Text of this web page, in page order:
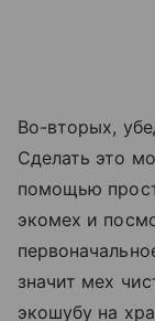
Во-вторых,
Сделать это
помощью
экомех и
значит мех
экошубу на